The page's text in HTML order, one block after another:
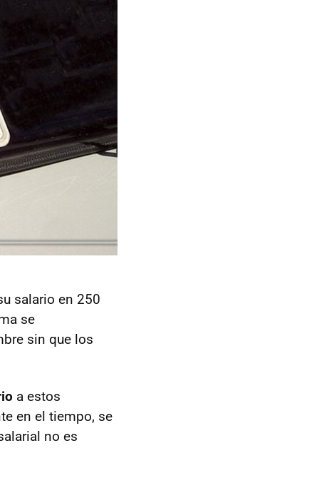
salario en 250
se
sin que los
a estos
en el tiempo, se
no es